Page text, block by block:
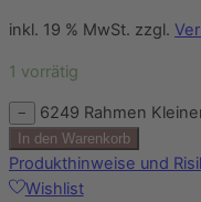
inkl. 19 % MwSt. zzgl.
1 vorrätig
− 6249 Rahmen
In den Warenkorb
Produkthinweise und
Wishlist